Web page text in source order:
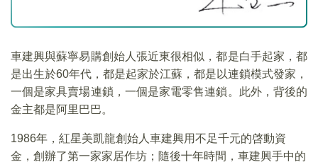
車建興與蘇寧易購創始人張近東很相似，都是白手起家，都
是出生於60年代，都是起家於江蘇，都是以連鎖模式發家，
一個是家具賣場連鎖，一個是家電零售連鎖。此外，背後的
金主都是阿里巴巴。
1986年，紅星美凱龍創始人車建興用不足千元的啓動資
金，創辦了第一家家居作坊；隨後十年時間，車建興手中的